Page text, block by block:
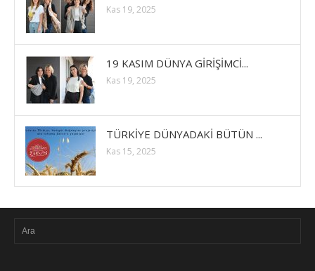
Kas 19, 2025
19 KASIM DÜNYA GİRİŞİMCİ...
Kas 19, 2025
TÜRKİYE DÜNYADAKİ BÜTÜN ...
Kas 15, 2025